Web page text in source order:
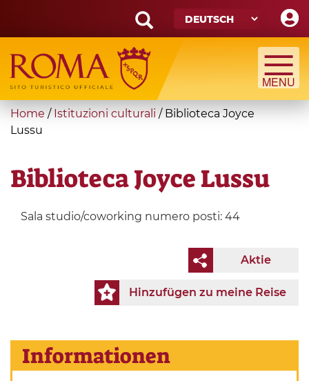
main
content
Search
form
Suche
You
are
Home / Istituzioni culturali / Biblioteca Joyce
Lussu
Biblioteca Joyce Lussu
Sala studio/coworking numero posti: 44
Aktie
Hinzufügen zu meine Reise
Informationen